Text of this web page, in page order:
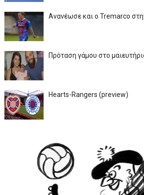
Ανανέωσε και ο Tremarco
Πρόταση γάμου στο
Hearts-Rangers (preview)